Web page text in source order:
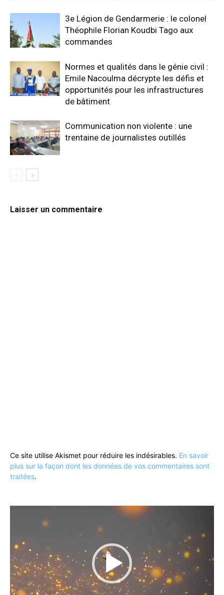
3e Légion de Gendarmerie : le colonel
Théophile Florian Koudbi Tago aux
commandes
Normes et qualités dans le génie civil :
Emile Nacoulma décrypte les défis et
opportunités pour les infrastructures
de bâtiment
Communication non violente : une
trentaine de journalistes outillés
Laisser un commentaire
Ce site utilise Akismet pour réduire les indésirables. En savoir
plus sur la façon dont les données de vos commentaires sont
traitées.